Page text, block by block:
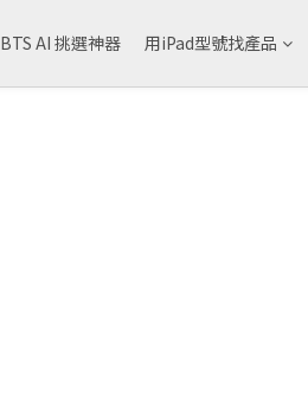
BTS AI 挑選神器 用iPad型號找產品